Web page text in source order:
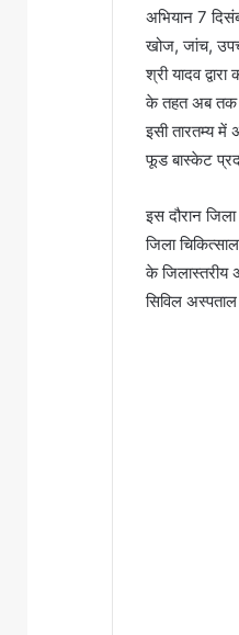
अभियान 7
खोज, जांच,
श्री यादव
के तहत अब तक
इसी तारतम्य में
फूड बास्केट
इस दौरान
जिला
के जिलास्तरीय
सिविल